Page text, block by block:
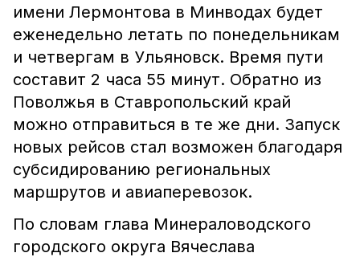
имени Лермонтова в Минводах будет
еженедельно летать по понедельникам
и четвергам в Ульяновск. Время пути
составит 2 часа 55 минут. Обратно из
Поволжья в Ставропольский край
можно отправиться в те же дни. Запуск
новых рейсов стал возможен благодаря
субсидированию региональных
маршрутов и авиаперевозок.
По словам глава Минераловодского
городского округа Вячеслава